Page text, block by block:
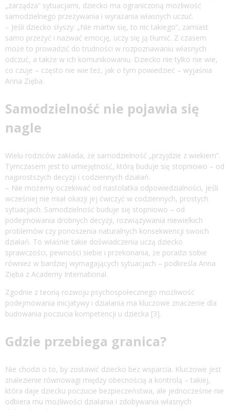
„zarządza” sytuacjami, dziecko ma ograniczoną możliwość
samodzielnego przeżywania i wyrażania własnych uczuć.
– Jeśli dziecko słyszy: „Nie martw się, to nic takiego”, zamiast
samo przeżyć i nazwać emocję, uczy się ją tłumić. Z czasem
może to prowadzić do trudności w rozpoznawaniu własnych
odczuć, a także w ich komunikowaniu. Dziecko nie tylko nie wie,
co czuje – często nie wie też, jak o tym powiedzieć – wyjaśnia
Anna Zięba.
Samodzielność nie pojawia się
nagle
Wielu rodziców zakłada, że samodzielność „przyjdzie z wiekiem”.
Tymczasem jest to umiejętność, którą buduje się stopniowo – od
najprostszych decyzji i codziennych działań.
– Nie możemy oczekiwać od nastolatka odpowiedzialności, jeśli
wcześniej nie miał okazji jej ćwiczyć w codziennych, prostych
sytuacjach. Samodzielność buduje się stopniowo – od
podejmowania drobnych decyzji, rozwiązywania niewielkich
problemów czy ponoszenia naturalnych konsekwencji swoich
działań. To właśnie takie doświadczenia uczą dziecko
sprawczości, pewności siebie i przekonania, że poradzi sobie
również w bardziej wymagających sytuacjach – podkreśla Anna
Zięba z Academy International.
Zgodnie z teorią rozwoju psychospołecznego możliwość
podejmowania inicjatywy i działania ma kluczowe znaczenie dla
budowania poczucia kompetencji u dziecka [3].
Gdzie przebiega granica?
Nie chodzi o to, by zostawić dziecko bez wsparcia. Kluczowe jest
znalezienie równowagi między obecnością a kontrolą – takiej,
która daje dziecku poczucie bezpieczeństwa, ale jednocześnie nie
odbiera mu możliwości działania i zdobywania własnych